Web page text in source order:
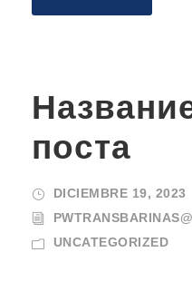
поста
DICIEMBRE 19, 2023
UNCATEGORIZED